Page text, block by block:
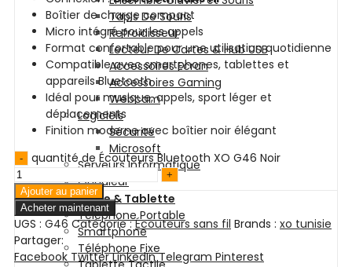
Tapis De Souris
Refroidisseur
Lecteur De Cartes & Hub USB
Accessoires Ecran
Accessoires Gaming
Webcam
Logiciels
Sécurité
Microsoft
Serveurs Informatique
Onduleur
Téléphonie & Tablette
Téléphone Portable
Smartphone
Téléphone Fixe
Boîtier de charge compact
Micro intégré pour les appels
Format confortable pour une utilisation quotidienne
Compatible avec smartphones, tablettes et
appareils Bluetooth
Idéal pour musique, appels, sport léger et
déplacements
Finition moderne avec boîtier noir élégant
quantité de Écouteurs Bluetooth XO G46 Noir
Ajouter au panier
Acheter maintenant
UGS : G46 Catégorie :Écouteurs sans fil Brands : xo tunisie
Partager:
Facebook Twitter LinkedIn Telegram Pinterest